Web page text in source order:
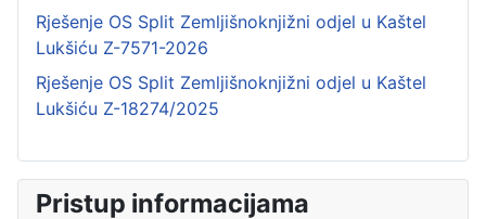
Rješenje OS Split Zemljišnoknjižni odjel u Kaštel
Lukšiću Z-7571-2026
Rješenje OS Split Zemljišnoknjižni odjel u Kaštel
Lukšiću Z-18274/2025
Pristup informacijama